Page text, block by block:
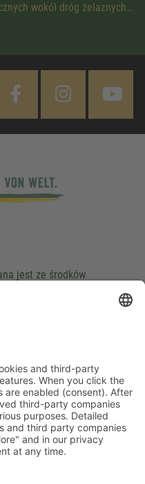
wokół dróg żelaznych…
jest ze środków
budżetu.
and third-party
When you click the
are enabled (consent).
involved third-party
for various purposes.